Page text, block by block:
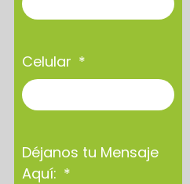
Celular
Déjanos tu Mensaje
Aquí: